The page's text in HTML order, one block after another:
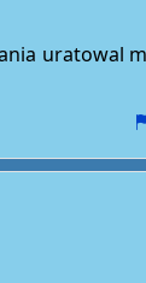
uratowal